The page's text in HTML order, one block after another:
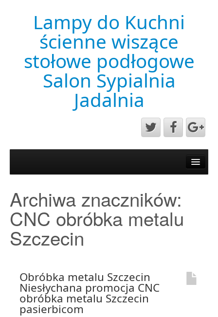
Lampy do Kuchni
ścienne wiszące
stołowe podłogowe
Salon Sypialnia
Jadalnia
Przykładowa strona
Strona Główna
Archiwa znaczników:
CNC obróbka metalu
Szczecin
Obróbka metalu Szczecin
Niesłychana promocja CNC
obróbka metalu Szczecin
pasierbicom